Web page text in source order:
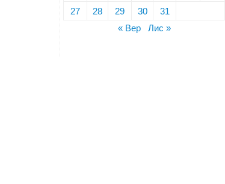
27
28 29 30
31
« Вер
Лис »